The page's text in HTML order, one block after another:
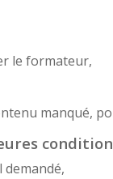
le formateur,
manqué,